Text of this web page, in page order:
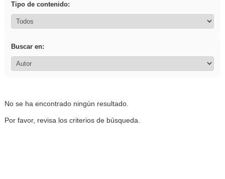
Tipo de contenido:
Buscar en:
No se ha encontrado ningún resultado.
Por favor, revisa los criterios de búsqueda.